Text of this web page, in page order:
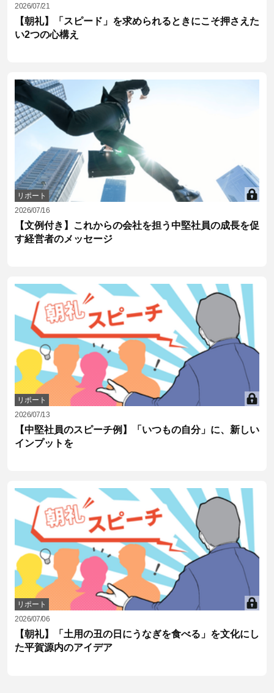
2026/07/21
【朝礼】「スピード」を求められるときにこそ押さえた
い2つの心構え
リポート
2026/07/16
【文例付き】これからの会社を担う中堅社員の成長を促
す経営者のメッセージ
リポート
2026/07/13
【中堅社員のスピーチ例】「いつもの自分」に、新しい
インプットを
リポート
2026/07/06
【朝礼】「土用の丑の日にうなぎを食べる」を文化にし
た平賀源内のアイデア